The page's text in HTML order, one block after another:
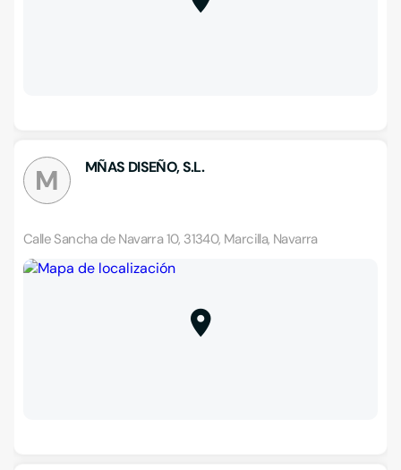
M MÑAS DISEÑO, S.L.
Calle Sancha de Navarra 10, 31340, Marcilla, Navarra